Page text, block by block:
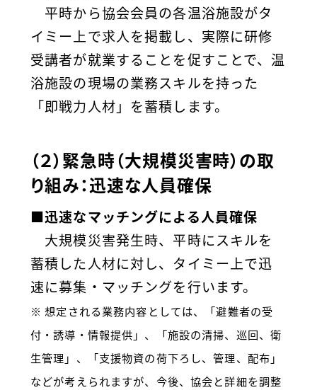
平時から協会会員の各温浴施設がタ
イミー上で求人を掲載し、実際に研修
受講者が就業することを促すことで、温
浴施設の現場の業務スキルを持った
「即戦力人材」を蓄積します。
（２）緊急時（大規模災害時）の取
り組み：迅速な人員確保
■迅速なマッチングによる人員確保
大規模災害発生時、平時にスキルを
蓄積した人材に対し、タイミー上で迅
速に募集・マッチングを行います。
※ 想定される業務内容としては、「避難者の受
付・誘導・情報提供」、「施設の清掃、巡回、衛
生管理」、「支援物資の荷下ろし、管理、配布」
などが考えられますが、今後、協会と詳細を調整